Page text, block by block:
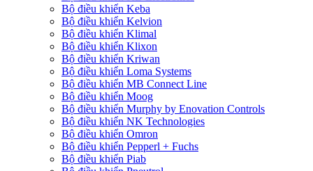
Bộ điều khiển Keba
Bộ điều khiển Kelvion
Bộ điều khiển Klimal
Bộ điều khiển Klixon
Bộ điều khiển Kriwan
Bộ điều khiển Loma Systems
Bộ điều khiển MB Connect Line
Bộ điều khiển Moog
Bộ điều khiển Murphy by Enovation Controls
Bộ điều khiển NK Technologies
Bộ điều khiển Omron
Bộ điều khiển Pepperl + Fuchs
Bộ điều khiển Piab